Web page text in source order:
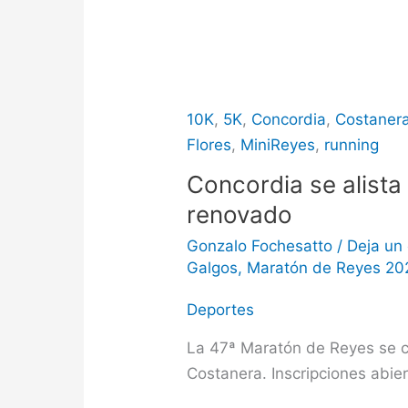
10K, 5K, Concordia,
Flores, MiniReyes, running
Concordia se
renovado
Gonzalo Fochesatto / Deja
Galgos, Maratón de Reyes
Deportes
La 47ª Maratón de Reyes se
Costanera. Inscripciones